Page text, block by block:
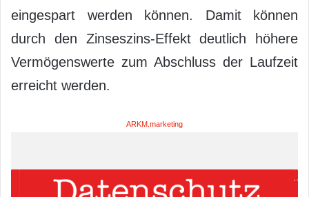
eingespart werden können. Damit können
durch den Zinseszins-Effekt deutlich höhere
Vermögenswerte zum Abschluss der Laufzeit
erreicht werden.
ARKM.marketing